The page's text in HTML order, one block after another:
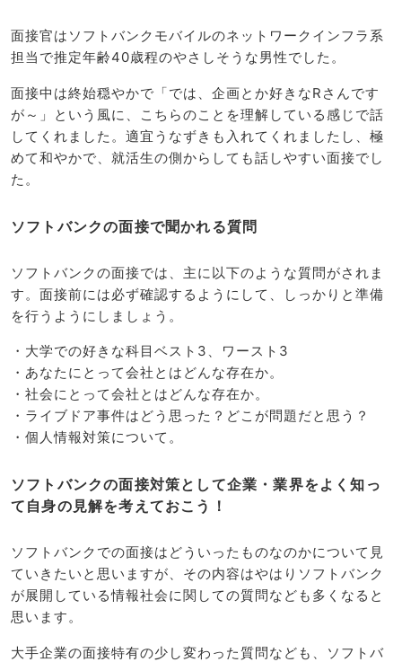
面接官はソフトバンクモバイルのネットワークインフラ系
担当で推定年齢40歳程のやさしそうな男性でした。
面接中は終始穏やかで「では、企画とか好きなRさんです
が～」という風に、こちらのことを理解している感じで話
してくれました。適宜うなずきも入れてくれましたし、極
めて和やかで、就活生の側からしても話しやすい面接でし
た。
ソフトバンクの面接で聞かれる質問
ソフトバンクの面接では、主に以下のような質問がされま
す。面接前には必ず確認するようにして、しっかりと準備
を行うようにしましょう。
・大学での好きな科目ベスト3、ワースト3
・あなたにとって会社とはどんな存在か。
・社会にとって会社とはどんな存在か。
・ライブドア事件はどう思った？どこが問題だと思う？
・個人情報対策について。
ソフトバンクの面接対策として企業・業界をよく知っ
て自身の見解を考えておこう！
ソフトバンクでの面接はどういったものなのかについて見
ていきたいと思いますが、その内容はやはりソフトバンク
が展開している情報社会に関しての質問なども多くなると
思います。
大手企業の面接特有の少し変わった質問なども、ソフトバ